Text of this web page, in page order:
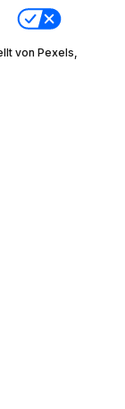
von Pexels,